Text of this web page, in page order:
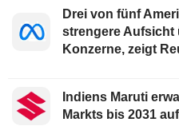
Drei von fünf
strengere Aufsicht
Konzerne, zeigt
Indiens Maruti
Markts bis 2031